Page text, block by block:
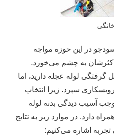
سودجو در این حوزه مواجه
به چشم می‌خورد.
لوله عجله‌ دارید، اما
سپرد. زیرا انتخاب
آسیب دیدگی بدنه لوله
دارد. در موارد زیر به نتایج
تجربه اشاره می‌کنیم: